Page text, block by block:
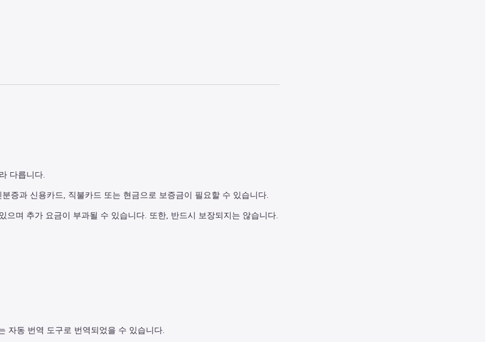
다릅니다.
증과 신용카드, 직불카드 또는 현금으로 보증금이 필요할 수 있습니다.
며 추가 요금이 부과될 수 있습니다. 또한, 반드시 보장되지는 않습니다.
자동 번역 도구로 번역되었을 수 있습니다.